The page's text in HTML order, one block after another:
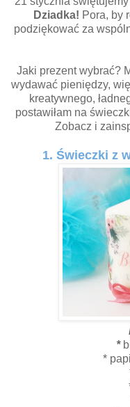
Dziadka! Pora, by
podziękować za
Jaki prezent wybrać?
wydawać pieniędzy,
kreatywnego,
postawiłam na
Zobacz i
1. Świeczki z
*
*